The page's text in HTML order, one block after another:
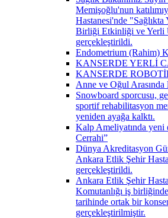
Memişoğlu'nun
Hastanesi'nde
Birliği Etkinliği ve Yerli
gerçekleştirildi.
Endometrium (Rahim)
KANSERDE YERLİ
KANSERDE
Anne ve Oğul
Snowboard sporcusu,
sportif rehabilitasyon
yeniden ayağa kalktı.
Kalp Ameliyatında yeni
Cerrahi”
Dünya Akreditasyon
Ankara Etlik Şehir
gerçekleştirildi.
Ankara Etlik Şehir
Komutanlığı iş
tarihinde ortak bir
gerçekleştirilmiştir.